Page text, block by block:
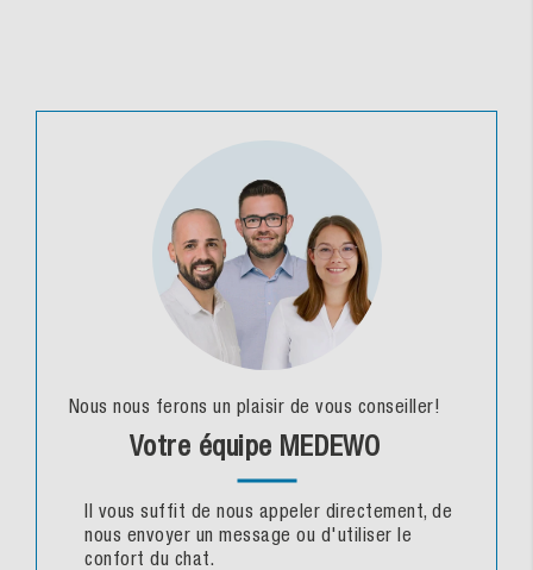
Nous nous ferons un plaisir de vous conseiller!
Votre équipe MEDEWO
Il vous suffit de nous appeler directement, de
nous envoyer un message ou d'utiliser le
confort du chat.